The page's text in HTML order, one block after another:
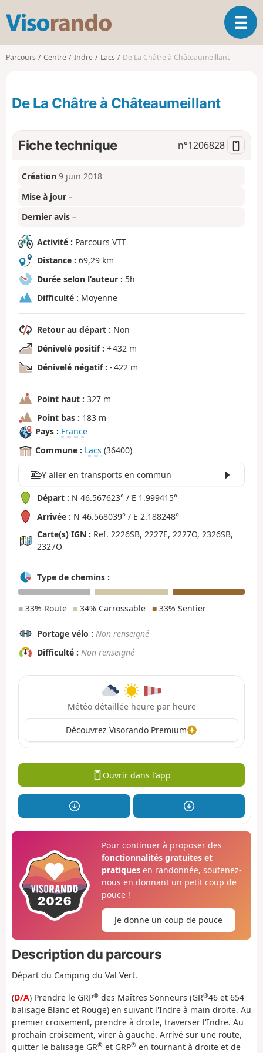
s
o
d
O
u
a
v
Parcours Centre Indre Lacs De La Châtre à Châteaumeillant
De La Châtre à Châteaumeillant
Fiche technique n°1206828
Création 9 juin 2018
Mise à jour –
Dernier avis –
Activité : Parcours VTT
Distance : 69,29 km
Durée selon l’auteur : 5h
Difficulté : Moyenne
Retour au départ : Non
Dénivelé positif : + 432 m
Dénivelé négatif : - 422 m
Point haut : 327 m
Point bas : 183 m
Pays : France
Commune : Lacs (36400)
Y aller en transports en commun
Départ : N 46.567623° / E 1.999415°
Arrivée : N 46.568039° / E 2.188248°
Carte(s) IGN : Ref. 2226SB, 2227E, 2227O, 2326SB,
2327O
Type de chemins :
■ 33% Route ■ 34% Carrossable ■33% Sentier
Portage vélo : Non renseigné
Difficulté : Non renseigné
Météo détaillée heure par heure
Découvrez Visorando Premium
Ouvrir dans l'app
Pour continuer à proposer des
fonctionnalités gratuites et
pratiquesen randonnée, soutenez-
nous en donnant un petit coup de
pouce !
Je donne un coup de pouce
Description du parcours
Départ du Camping du Val Vert.
(D/A) Prendre le GRP® des Maîtres Sonneurs (GR®46 et 654
balisage Blanc et Rouge) en suivant l'Indre à main droite. Au
premier croisement, prendre à droite, traverser l'Indre. Au
prochain croisement, virer à gauche. Arrivé sur une route,
quitter le balisage GR® et GRP® en tournant à droite et de